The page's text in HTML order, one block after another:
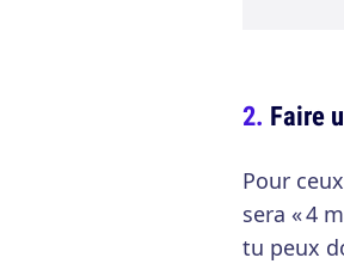
Faire
Pour
sera « 4
tu peux